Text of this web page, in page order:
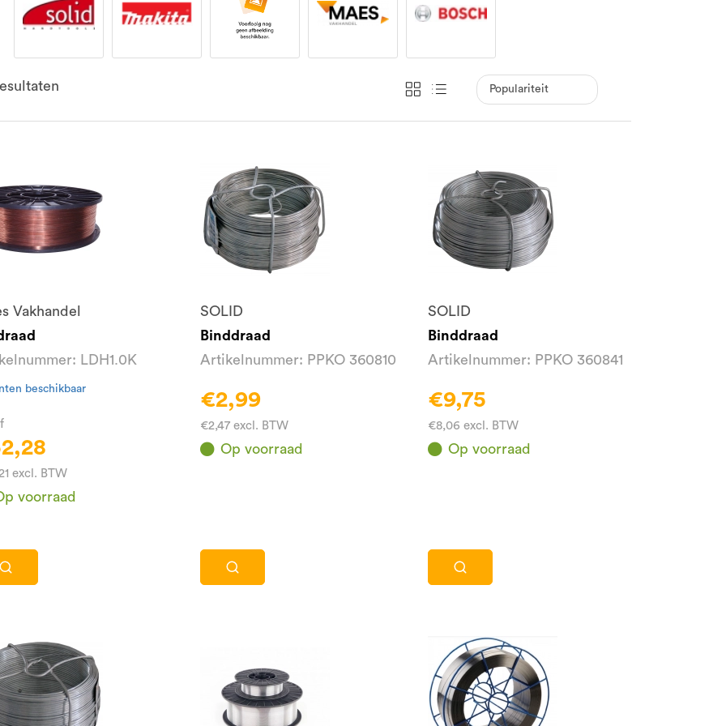
Vakhandel
LDH1.0K
beschikbaar
excl. BTW
voorraad
SOLID
Binddraad
Artikelnummer: PPKO 360810
€2,99
€2,47 excl. BTW
Op voorraad
SOLID
Binddraad
Artikelnummer: PPKO 360841
€9,75
€8,06 excl. BTW
Op voorraad